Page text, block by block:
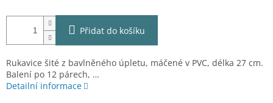
Přidat do košíku
Rukavice šité z bavlněného úpletu, máčené v PVC, délka 27 cm.
Balení po 12 párech, …
Detailní informace